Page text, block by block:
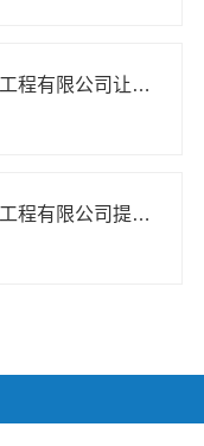
湖北佳品空间装饰工程有限公司让家装更省心
湖北佳品空间装饰工程有限公司提供一站式全铝整装服务